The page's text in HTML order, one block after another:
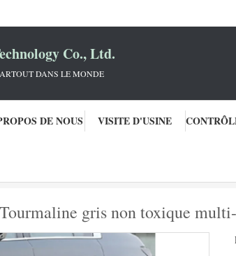
Co., Ltd.
DANS LE MONDE
DE NOUS VISITE D'USINE
gris non toxique